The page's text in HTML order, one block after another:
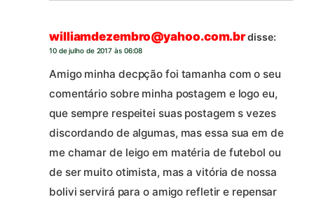
williamdezembro@yahoo.com.brdisse:
10 de julho de 2017 às 06:08
Amigo minha decpção foi tamanha com o seu
comentário sobre minha postagem e logo eu,
que sempre respeitei suas postagem s vezes
discordando de algumas, mas essa sua em de
me chamar de leigo em matéria de futebol ou
de ser muito otimista, mas a vitória de nossa
bolivi servirá para o amigo refletir e repensar